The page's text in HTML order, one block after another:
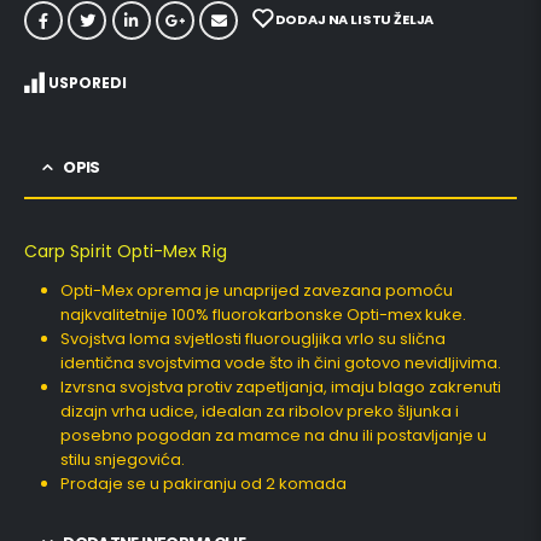
DODAJ NA LISTU ŽELJA
USPOREDI
OPIS
Carp Spirit Opti-Mex Rig
Opti-Mex oprema je unaprijed zavezana pomoću
najkvalitetnije 100% fluorokarbonske Opti-mex kuke.
Svojstva loma svjetlosti fluorougljika vrlo su slična
identična svojstvima vode što ih čini gotovo nevidljivima.
Izvrsna svojstva protiv zapetljanja, imaju blago zakrenuti
dizajn vrha udice, idealan za ribolov preko šljunka i
posebno pogodan za mamce na dnu ili postavljanje u
stilu snjegovića.
Prodaje se u pakiranju od 2 komada